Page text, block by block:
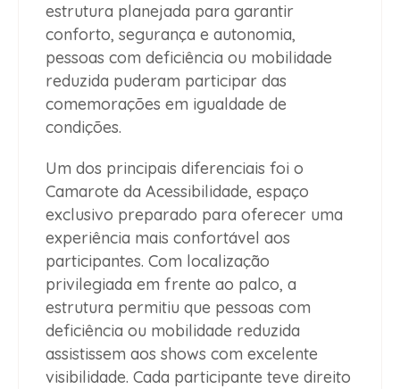
estrutura planejada para garantir
conforto, segurança e autonomia,
pessoas com deficiência ou mobilidade
reduzida puderam participar das
comemorações em igualdade de
condições.
Um dos principais diferenciais foi o
Camarote da Acessibilidade, espaço
exclusivo preparado para oferecer uma
experiência mais confortável aos
participantes. Com localização
privilegiada em frente ao palco, a
estrutura permitiu que pessoas com
deficiência ou mobilidade reduzida
assistissem aos shows com excelente
visibilidade. Cada participante teve direito